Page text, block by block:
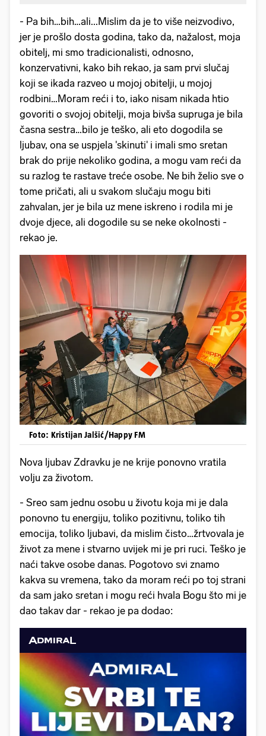
- Pa bih…bih…ali...Mislim da je to više neizvodivo,
jer je prošlo dosta godina, tako da, nažalost, moja
obitelj, mi smo tradicionalisti, odnosno,
konzervativni, kako bih rekao, ja sam prvi slučaj
koji se ikada razveo u mojoj obitelji, u mojoj
rodbini…Moram reći i to, iako nisam nikada htio
govoriti o svojoj obitelji, moja bivša supruga je bila
časna sestra…bilo je teško, ali eto dogodila se
ljubav, ona se uspjela 'skinuti' i imali smo sretan
brak do prije nekoliko godina, a mogu vam reći da
su razlog te rastave treće osobe. Ne bih želio sve o
tome pričati, ali u svakom slučaju mogu biti
zahvalan, jer je bila uz mene iskreno i rodila mi je
dvoje djece, ali dogodile su se neke okolnosti -
rekao je.
Foto: Kristijan Jalšić/Happy FM
Nova ljubav Zdravku je ne krije ponovno vratila
volju za životom.
- Sreo sam jednu osobu u životu koja mi je dala
ponovno tu energiju, toliko pozitivnu, toliko tih
emocija, toliko ljubavi, da mislim čisto…žrtvovala je
život za mene i stvarno uvijek mi je pri ruci. Teško je
naći takve osobe danas. Pogotovo svi znamo
kakva su vremena, tako da moram reći po toj strani
da sam jako sretan i mogu reći hvala Bogu što mi je
dao takav dar - rekao je pa dodao: